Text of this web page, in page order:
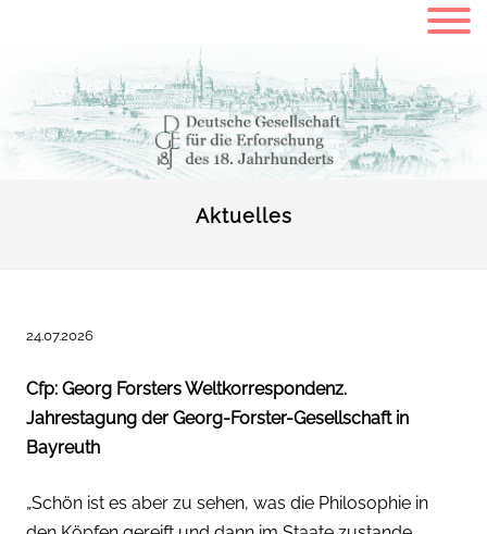
Aktuelles
24.07.2026
Cfp: Georg Forsters Weltkorrespondenz.
Jahrestagung der Georg-Forster-Gesellschaft in
Bayreuth
„Schön ist es aber zu sehen, was die Philosophie in